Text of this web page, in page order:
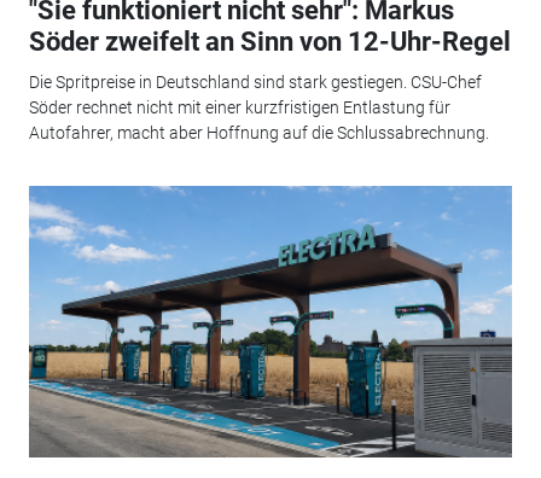
"Sie funktioniert nicht sehr": Markus
Söder zweifelt an Sinn von 12-Uhr-Regel
Die Spritpreise in Deutschland sind stark gestiegen. CSU-Chef
Söder rechnet nicht mit einer kurzfristigen Entlastung für
Autofahrer, macht aber Hoffnung auf die Schlussabrechnung.